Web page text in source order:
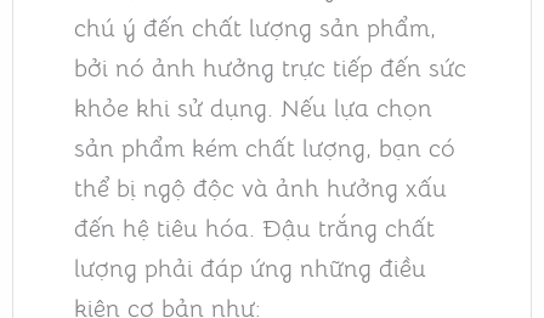
chú ý đến chất lượng sản phẩm,
bởi nó ảnh hưởng trực tiếp đến sức
khỏe khi sử dụng. Nếu lựa chọn
sản phẩm kém chất lượng, bạn có
thể bị ngộ độc và ảnh hưởng xấu
đến hệ tiêu hóa. Đậu trắng chất
lượng phải đáp ứng những điều
kiện cơ bản như: